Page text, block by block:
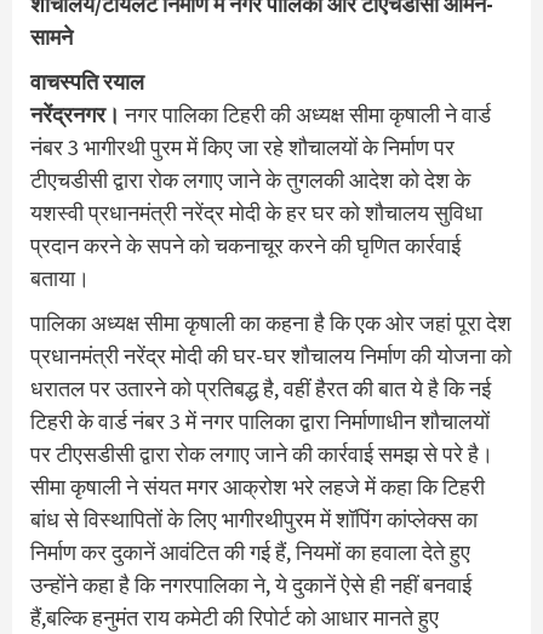
सामने
वाचस्पति रयाल
नरेंद्रनगर। नगर पालिका टिहरी की अध्यक्ष सीमा कृषाली ने वार्ड
नंबर 3 भागीरथी पुरम में किए जा रहे शौचालयों के निर्माण पर
टीएचडीसी द्वारा रोक लगाए जाने के तुगलकी आदेश को देश के
यशस्वी प्रधानमंत्री नरेंद्र मोदी के हर घर को शौचालय सुविधा
प्रदान करने के सपने को चकनाचूर करने की घृणित कार्रवाई
बताया।
पालिका अध्यक्ष सीमा कृषाली का कहना है कि एक ओर जहां पूरा देश
प्रधानमंत्री नरेंद्र मोदी की घर-घर शौचालय निर्माण की योजना को
धरातल पर उतारने को प्रतिबद्ध है, वहीं हैरत की बात ये है कि नई
टिहरी के वार्ड नंबर 3 में नगर पालिका द्वारा निर्माणाधीन शौचालयों
पर टीएसडीसी द्वारा रोक लगाए जाने की कार्रवाई समझ से परे है।
सीमा कृषाली ने संयत मगर आक्रोश भरे लहजे में कहा कि टिहरी
बांध से विस्थापितों के लिए भागीरथीपुरम में शॉपिंग कांप्लेक्स का
निर्माण कर दुकानें आवंटित की गई हैं, नियमों का हवाला देते हुए
उन्होंने कहा है कि नगरपालिका ने, ये दुकानें ऐसे ही नहीं बनवाई
हैं,बल्कि हनुमंत राय कमेटी की रिपोर्ट को आधार मानते हुए